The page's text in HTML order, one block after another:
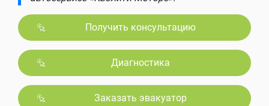
Получить консультацию
Диагностика
Заказать эвакуатор